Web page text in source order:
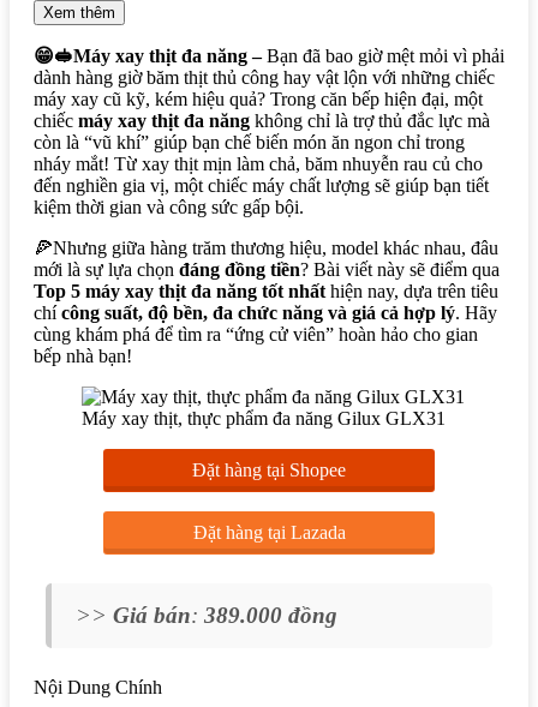
Xem thêm
😁🥪Máy xay thịt đa năng –Bạn đã bao giờ mệt mỏi vì phải
dành hàng giờ băm thịt thủ công hay vật lộn với những chiếc
máy xay cũ kỹ, kém hiệu quả? Trong căn bếp hiện đại, một
chiếc máy xay thịt đa năng không chỉ là trợ thủ đắc lực mà
còn là “vũ khí” giúp bạn chế biến món ăn ngon chỉ trong
nháy mắt! Từ xay thịt mịn làm chả, băm nhuyễn rau củ cho
đến nghiền gia vị, một chiếc máy chất lượng sẽ giúp bạn tiết
kiệm thời gian và công sức gấp bội.
🍕Nhưng giữa hàng trăm thương hiệu, model khác nhau, đâu
mới là sự lựa chọn đáng đồng tiền? Bài viết này sẽ điểm qua
Top 5 máy xay thịt đa năng tốt nhất hiện nay, dựa trên tiêu
chícông suất, độ bền, đa chức năng và giá cả hợp lý. Hãy
cùng khám phá để tìm ra “ứng cử viên” hoàn hảo cho gian
bếp nhà bạn!
Máy xay thịt, thực phẩm đa năng Gilux GLX31
Đặt hàng tại Shopee
Đặt hàng tại Lazada
>> Giá bán: 389.000 đồng
Nội Dung Chính